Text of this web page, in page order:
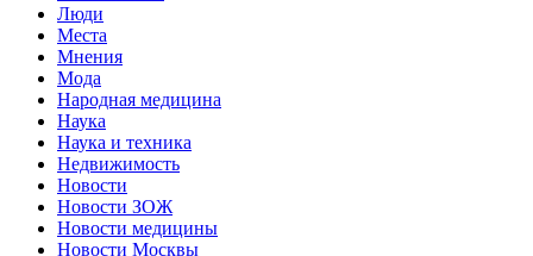
Люди
Места
Мнения
Мода
Народная медицина
Наука
Наука и техника
Недвижимость
Новости
Новости ЗОЖ
Новости медицины
Новости Москвы